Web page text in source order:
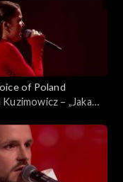
2025
of Poland
Kuzimowicz – „Jaka
Live 2, 15
2025